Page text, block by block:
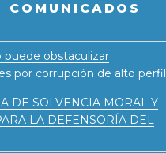
COMUNICADOS
puede obstaculizar
por corrupción de alto perfil
DE SOLVENCIA MORAL Y
LA DEFENSORÍA DEL